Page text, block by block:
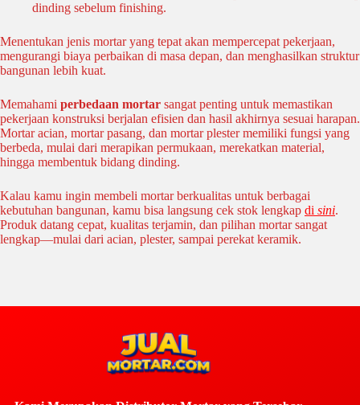
dinding sebelum finishing.
Menentukan jenis mortar yang tepat akan mempercepat pekerjaan,
mengurangi biaya perbaikan di masa depan, dan menghasilkan struktur
bangunan lebih kuat.
Memahami perbedaan mortar sangat penting untuk memastikan
pekerjaan konstruksi berjalan efisien dan hasil akhirnya sesuai harapan.
Mortar acian, mortar pasang, dan mortar plester memiliki fungsi yang
berbeda, mulai dari merapikan permukaan, merekatkan material,
hingga membentuk bidang dinding.
Kalau kamu ingin membeli mortar berkualitas untuk berbagai
kebutuhan bangunan, kamu bisa langsung cek stok lengkap di sini.
Produk datang cepat, kualitas terjamin, dan pilihan mortar sangat
lengkap—mulai dari acian, plester, sampai perekat keramik.